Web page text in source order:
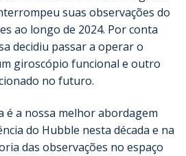
suas observações do
ao longo de 2024. Por conta
decidiu passar a operar o
giroscópio funcional e outro
no futuro.
é a nossa melhor abordagem
do Hubble nesta década e na
das observações no espaço